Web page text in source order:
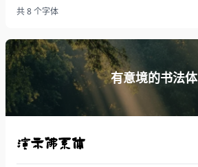
共 8 个字体
有意境的书法体
演示佛系体